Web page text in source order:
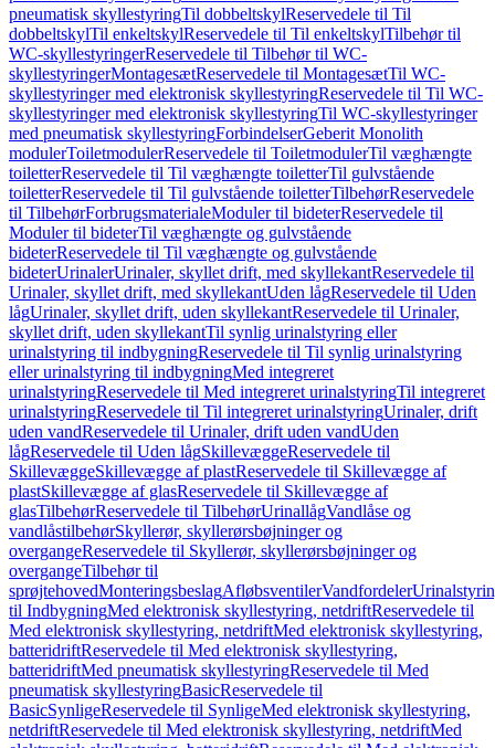
pneumatisk skyllestyringTil dobbeltskylReservedele til Til
dobbeltskylTil enkeltskylReservedele til Til enkeltskylTilbehør til
WC-skyllestyringerReservedele til Tilbehør til WC-
skyllestyringerMontagesætReservedele til MontagesætTil WC-
skyllestyringer med elektronisk skyllestyringReservedele til Til WC-
skyllestyringer med elektronisk skyllestyringTil WC-skyllestyringer
med pneumatisk skyllestyringForbindelserGeberit Monolith
modulerToiletmodulerReservedele til ToiletmodulerTil væghængte
toiletterReservedele til Til væghængte toiletterTil gulvstående
toiletterReservedele til Til gulvstående toiletterTilbehørReservedele
til TilbehørForbrugsmaterialeModuler til bideterReservedele til
Moduler til bideterTil væghængte og gulvstående
bideterReservedele til Til væghængte og gulvstående
bideterUrinalerUrinaler, skyllet drift, med skyllekantReservedele til
Urinaler, skyllet drift, med skyllekantUden lågReservedele til Uden
lågUrinaler, skyllet drift, uden skyllekantReservedele til Urinaler,
skyllet drift, uden skyllekantTil synlig urinalstyring eller
urinalstyring til indbygningReservedele til Til synlig urinalstyring
eller urinalstyring til indbygningMed integreret
urinalstyringReservedele til Med integreret urinalstyringTil integreret
urinalstyringReservedele til Til integreret urinalstyringUrinaler, drift
uden vandReservedele til Urinaler, drift uden vandUden
lågReservedele til Uden lågSkillevæggeReservedele til
SkillevæggeSkillevægge af plastReservedele til Skillevægge af
plastSkillevægge af glasReservedele til Skillevægge af
glasTilbehørReservedele til TilbehørUrinallågVandlåse og
vandlåstilbehørSkyllerør, skyllerørsbøjninger og
overgangeReservedele til Skyllerør, skyllerørsbøjninger og
overgangeTilbehør til
sprøjtehovedMonteringsbeslagAfløbsventilerVandfordeler
til IndbygningMed elektronisk skyllestyring, netdriftReservedele til
Med elektronisk skyllestyring, netdriftMed elektronisk skyllestyring,
batteridriftReservedele til Med elektronisk skyllestyring,
batteridriftMed pneumatisk skyllestyringReservedele til Med
pneumatisk skyllestyringBasicReservedele til
BasicSynligeReservedele til SynligeMed elektronisk skyllestyring,
netdriftReservedele til Med elektronisk skyllestyring, netdriftMed